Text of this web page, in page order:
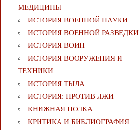
МЕДИЦИНЫ
ИСТОРИЯ ВОЕННОЙ НАУКИ
ИСТОРИЯ ВОЕННОЙ РАЗВЕДКИ
ИСТОРИЯ ВОИН
ИСТОРИЯ ВООРУЖЕНИЯ И
ТЕХНИКИ
ИСТОРИЯ ТЫЛА
ИСТОРИЯ: ПРОТИВ ЛЖИ
КНИЖНАЯ ПОЛКА
КРИТИКА И БИБЛИОГРАФИЯ